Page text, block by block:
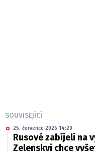
SOUVISEJÍCÍ
25. července 2026 14:20
Rusové zabíjeli na
Zelenskyj chce